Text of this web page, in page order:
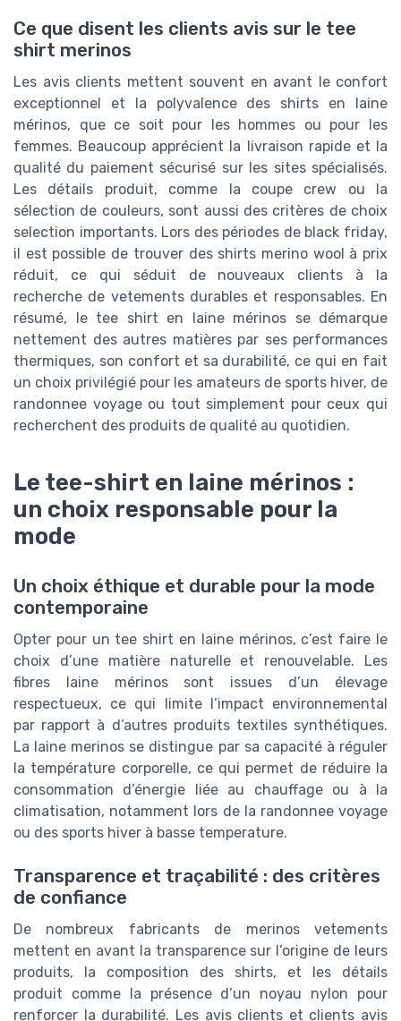
Ce que disent les clients avis sur le tee
shirt merinos
Les avis clients mettent souvent en avant le confort
exceptionnel et la polyvalence des shirts en laine
mérinos, que ce soit pour les hommes ou pour les
femmes. Beaucoup apprécient la livraison rapide et la
qualité du paiement sécurisé sur les sites spécialisés.
Les détails produit, comme la coupe crew ou la
sélection de couleurs, sont aussi des critères de choix
selection importants. Lors des périodes de black friday,
il est possible de trouver des shirts merino wool à prix
réduit, ce qui séduit de nouveaux clients à la
recherche de vetements durables et responsables. En
résumé, le tee shirt en laine mérinos se démarque
nettement des autres matières par ses performances
thermiques, son confort et sa durabilité, ce qui en fait
un choix privilégié pour les amateurs de sports hiver, de
randonnee voyage ou tout simplement pour ceux qui
recherchent des produits de qualité au quotidien.
Le tee-shirt en laine mérinos :
un choix responsable pour la
mode
Un choix éthique et durable pour la mode
contemporaine
Opter pour un tee shirt en laine mérinos, c’est faire le
choix d’une matière naturelle et renouvelable. Les
fibres laine mérinos sont issues d’un élevage
respectueux, ce qui limite l’impact environnemental
par rapport à d’autres produits textiles synthétiques.
La laine merinos se distingue par sa capacité à réguler
la température corporelle, ce qui permet de réduire la
consommation d’énergie liée au chauffage ou à la
climatisation, notamment lors de la randonnee voyage
ou des sports hiver à basse temperature.
Transparence et traçabilité : des critères
de confiance
De nombreux fabricants de merinos vetements
mettent en avant la transparence sur l’origine de leurs
produits, la composition des shirts, et les détails
produit comme la présence d’un noyau nylon pour
renforcer la durabilité. Les avis clients et clients avis